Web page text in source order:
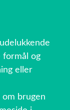
formål og
eller
brugen